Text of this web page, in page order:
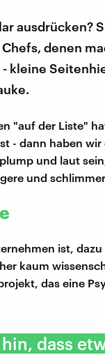
ausdrücken?
denen
kleine
"auf der Liste"
- dann haben
und laut
und
ist,
kaum
das eine
dass